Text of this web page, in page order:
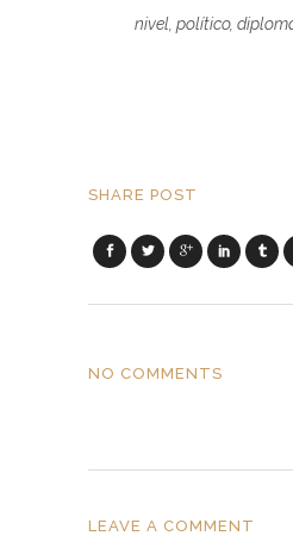
nivel, político,
SHARE POST
NO COMMENTS
LEAVE A COMMENT